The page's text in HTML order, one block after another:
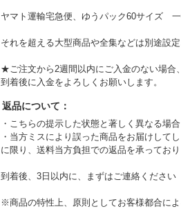
ヤマト運輸宅急便、ゆうパック60サイズ
それを超える大型商品や全集などは別途設
★ご注文から2週間以内にご入金のない場合
到着後に入金をよろしくお願いします。
返品について：
・こちらの提示した状態と著しく異なる場合
・当方ミスにより誤った商品をお届けして
に限り、送料当方負担での返品を承ってお
到着後、3日以内に、まずはご連絡ください
※商品の特性上、原則としてお客様都合に